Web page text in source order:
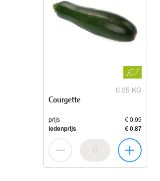
0.25 KG
Courgette
prijs
€ 0,99
ledenprijs
€ 0,87